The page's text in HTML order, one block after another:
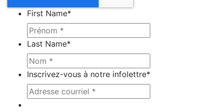
First Name*
Last Name*
Inscrivez-vous à notre infolettre*